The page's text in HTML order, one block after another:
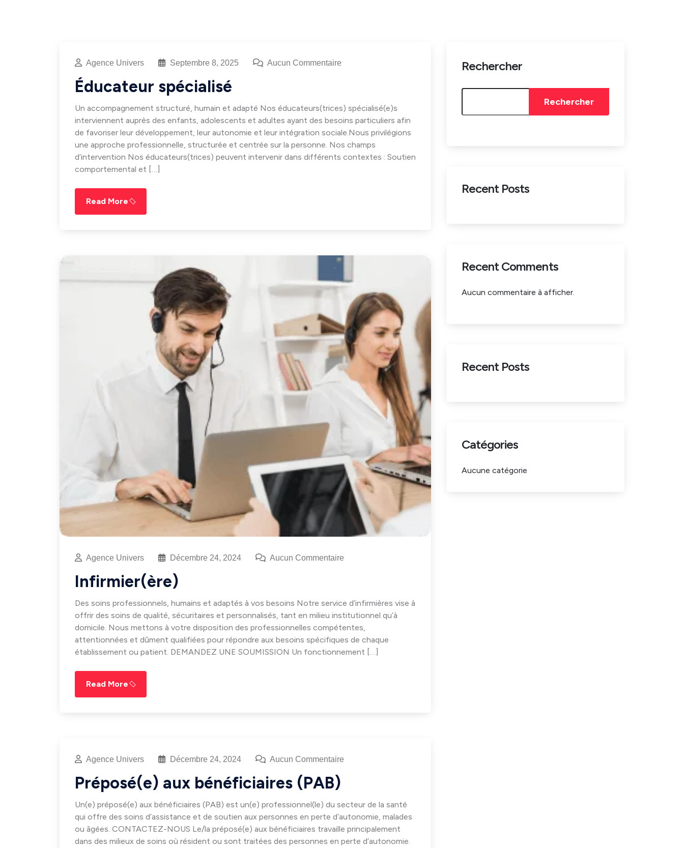
Agence Univers Septembre 8, 2025 Aucun Commentaire
Éducateur spécialisé
Un accompagnement structuré, humain et adapté Nos éducateurs(trices) spécialisé(e)s
interviennent auprès des enfants, adolescents et adultes ayant des besoins particuliers afin
de favoriser leur développement, leur autonomie et leur intégration sociale.Nous privilégions
une approche professionnelle, structurée et centrée sur la personne. Nos champs
d’intervention Nos éducateurs(trices) peuvent intervenir dans différents contextes : Soutien
comportemental et […]
Read More
Agence Univers Décembre 24, 2024 Aucun Commentaire
Infirmier(ère)
Des soins professionnels, humains et adaptés à vos besoins Notre service d’infirmières vise à
offrir des soins de qualité, sécuritaires et personnalisés, tant en milieu institutionnel qu’à
domicile. Nous mettons à votre disposition des professionnelles compétentes,
attentionnées et dûment qualifiées pour répondre aux besoins spécifiques de chaque
établissement ou patient. DEMANDEZ UNE SOUMISSION Un fonctionnement […]
Read More
Agence Univers Décembre 24, 2024 Aucun Commentaire
Préposé(e) aux bénéficiaires (PAB)
Un(e) préposé(e) aux bénéficiaires (PAB) est un(e) professionnel(le) du secteur de la santé
qui offre des soins d’assistance et de soutien aux personnes en perte d’autonomie, malades
ou âgées. CONTACTEZ-NOUS Le/la préposé(e) aux bénéficiaires travaille principalement
dans des milieux de soins où résident ou sont traitées des personnes en perte d’autonomie.
Rechercher
Rechercher
Recent Posts
Recent Comments
Aucun commentaire à afficher.
Recent Posts
Catégories
Aucune catégorie